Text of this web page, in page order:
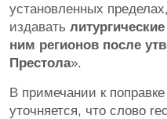
установленных пределах,
издавать
ним регионов после
Престола».
В примечании к
уточняется, что слово